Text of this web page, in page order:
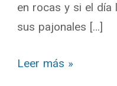
en rocas y si el día
sus pajonales […]
Leer más »